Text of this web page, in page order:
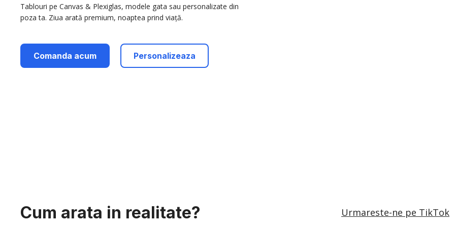
Tablouri pe Canvas & Plexiglas, modele gata sau personalizate din
poza ta. Ziua arată premium, noaptea prind viață.
Comanda acum Personalizeaza
Cum arata in realitate? Urmareste-ne pe TikTok